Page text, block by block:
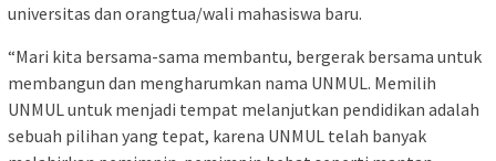
universitas dan orangtua/wali mahasiswa baru.
“Mari kita bersama-sama membantu, bergerak bersama untuk
membangun dan mengharumkan nama UNMUL. Memilih
UNMUL untuk menjadi tempat melanjutkan pendidikan adalah
sebuah pilihan yang tepat, karena UNMUL telah banyak